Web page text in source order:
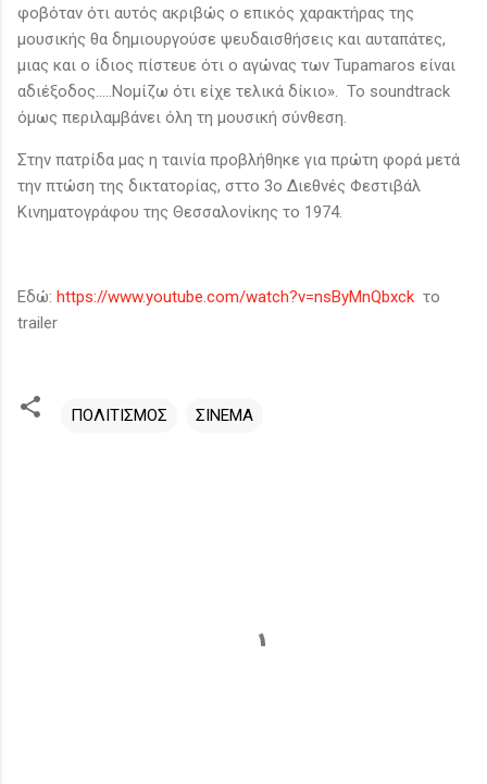
φοβόταν ότι αυτός ακριβώς ο επικός χαρακτήρας της
μουσικής θα δημιουργούσε ψευδαισθήσεις και αυταπάτες,
μιας και ο ίδιος πίστευε ότι ο αγώνας των Tupamaros είναι
αδιέξοδος…..Νομίζω ότι είχε τελικά δίκιο». To soundtrack
όμως περιλαμβάνει όλη τη μουσική σύνθεση.
Στην πατρίδα μας η ταινία προβλήθηκε για πρώτη φορά μετά
την πτώση της δικτατορίας, σττο 3ο Διεθνές Φεστιβάλ
Κινηματογράφου της Θεσσαλονίκης το 1974.
Εδώ: https://www.youtube.com/watch?v=nsByMnQbxck το
trailer
ΠΟΛΙΤΙΣΜΟΣ ΣΙΝΕΜΑ